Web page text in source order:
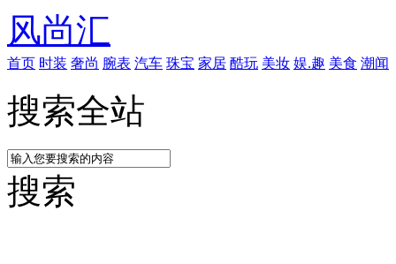
风尚汇
首页 时装 奢尚 腕表 汽车 珠宝 家居 酷玩 美妆 娱.趣 美食 潮闻
搜索全站
搜索